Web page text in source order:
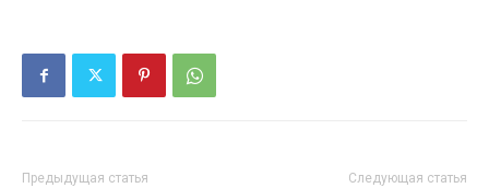
Предыдущая статья Следующая статья